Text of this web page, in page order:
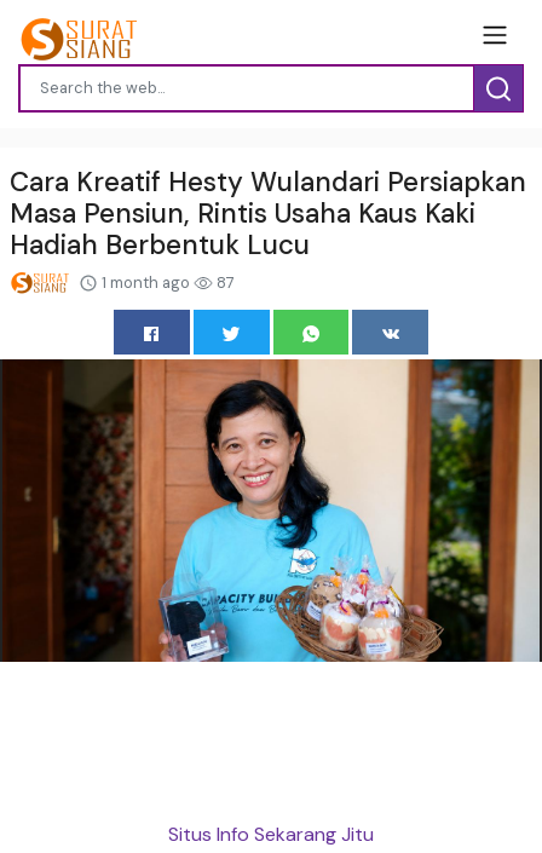
Cara Kreatif Hesty Wulandari Persiapkan
Masa Pensiun, Rintis Usaha Kaus Kaki
Hadiah Berbentuk Lucu
1 month ago 87
Situs Info Sekarang Jitu